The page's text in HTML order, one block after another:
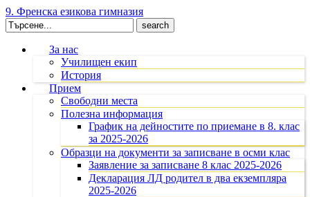
9. Френска езикова гимназия
Search
for:
За нас
Училищен екип
История
Прием
Свободни места
Полезна информация
График на дейностите по приемане в 8. клас
за 2025-2026
Образци на документи за записване в осми клас
Заявление за записване 8 клас 2025-2026
Декларация ЛД родител в два екземпляра
2025-2026